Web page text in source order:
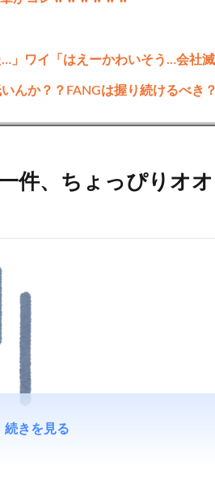
ワイ「はえーかわいそう…会社滅
んか？？FANGは握り続けるべき？
件、ちょっぴりオ
続きを見る